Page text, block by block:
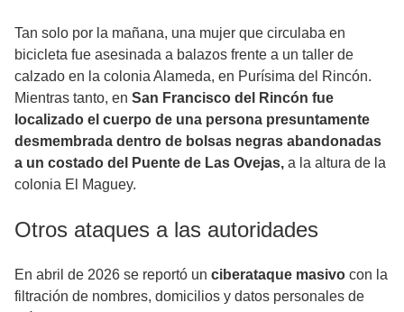
Tan solo por la mañana, una mujer que circulaba en
bicicleta fue asesinada a balazos frente a un taller de
calzado en la colonia Alameda, en Purísima del Rincón.
Mientras tanto, en San Francisco del Rincón fue
localizado el cuerpo de una persona presuntamente
desmembrada dentro de bolsas negras abandonadas
a un costado del Puente de Las Ovejas, a la altura de la
colonia El Maguey.
Otros ataques a las autoridades
En abril de 2026 se reportó un ciberataque masivo con la
filtración de nombres, domicilios y datos personales de